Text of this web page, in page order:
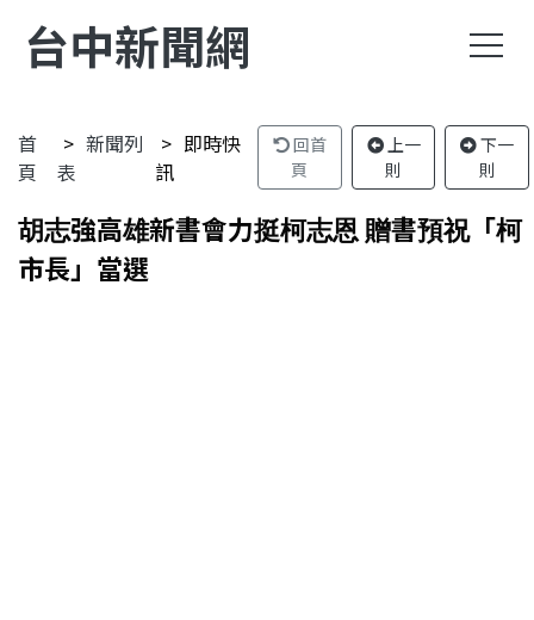
台中新聞網
首
頁
新聞列
表
即時快
訊
回首
頁
上一
則
下一
則
胡志強高雄新書會力挺柯志恩 贈書預祝「柯
市長」當選